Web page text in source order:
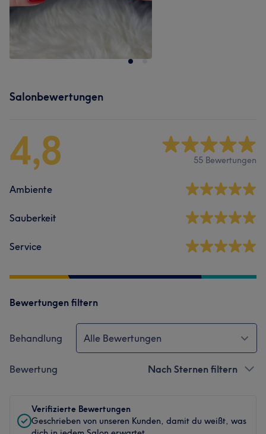
Salonbewertungen
4,8 55 Bewertungen
Ambiente
Sauberkeit
Service
Bewertungen filtern
Behandlung Alle Bewertungen
Bewertung Nach Sternen filtern
Verifizierte Bewertungen
Geschrieben von unseren Kunden, damit du weißt, was